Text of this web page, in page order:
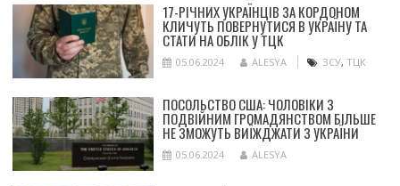
17-РІЧНИХ УКРАЇНЦІВ ЗА КОРДОНОМ
КЛИЧУТЬ ПОВЕРНУТИСЯ В УКРАЇНУ ТА
СТАТИ НА ОБЛІК У ТЦК
05.06.2024 ALESYA ЗСУ, ТЦК
ПОСОЛЬСТВО США: ЧОЛОВІКИ З
ПОДВІЙНИМ ГРОМАДЯНСТВОМ БІЛЬШЕ
НЕ ЗМОЖУТЬ ВИЇЖДЖАТИ З УКРАЇНИ
05.06.2024 ALESYA